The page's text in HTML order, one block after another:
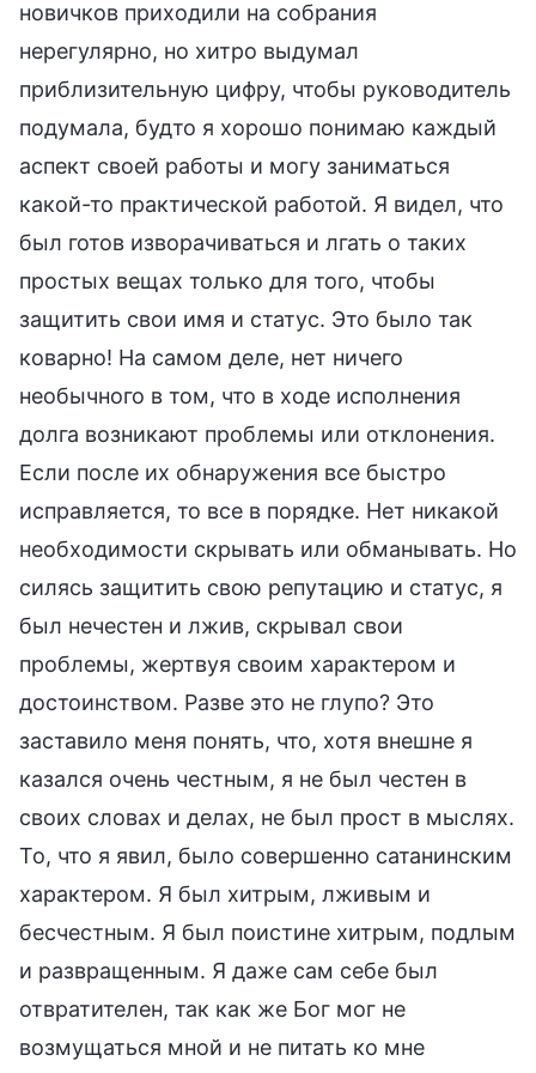
новичков приходили на собрания
нерегулярно, но хитро выдумал
приблизительную цифру, чтобы руководитель
подумала, будто я хорошо понимаю каждый
аспект своей работы и могу заниматься
какой-то практической работой. Я видел, что
был готов изворачиваться и лгать о таких
простых вещах только для того, чтобы
защитить свои имя и статус. Это было так
коварно! На самом деле, нет ничего
необычного в том, что в ходе исполнения
долга возникают проблемы или отклонения.
Если после их обнаружения все быстро
исправляется, то все в порядке. Нет никакой
необходимости скрывать или обманывать. Но
силясь защитить свою репутацию и статус, я
был нечестен и лжив, скрывал свои
проблемы, жертвуя своим характером и
достоинством. Разве это не глупо? Это
заставило меня понять, что, хотя внешне я
казался очень честным, я не был честен в
своих словах и делах, не был прост в мыслях.
То, что я явил, было совершенно сатанинским
характером. Я был хитрым, лживым и
бесчестным. Я был поистине хитрым, подлым
и развращенным. Я даже сам себе был
отвратителен, так как же Бог мог не
возмущаться мной и не питать ко мне